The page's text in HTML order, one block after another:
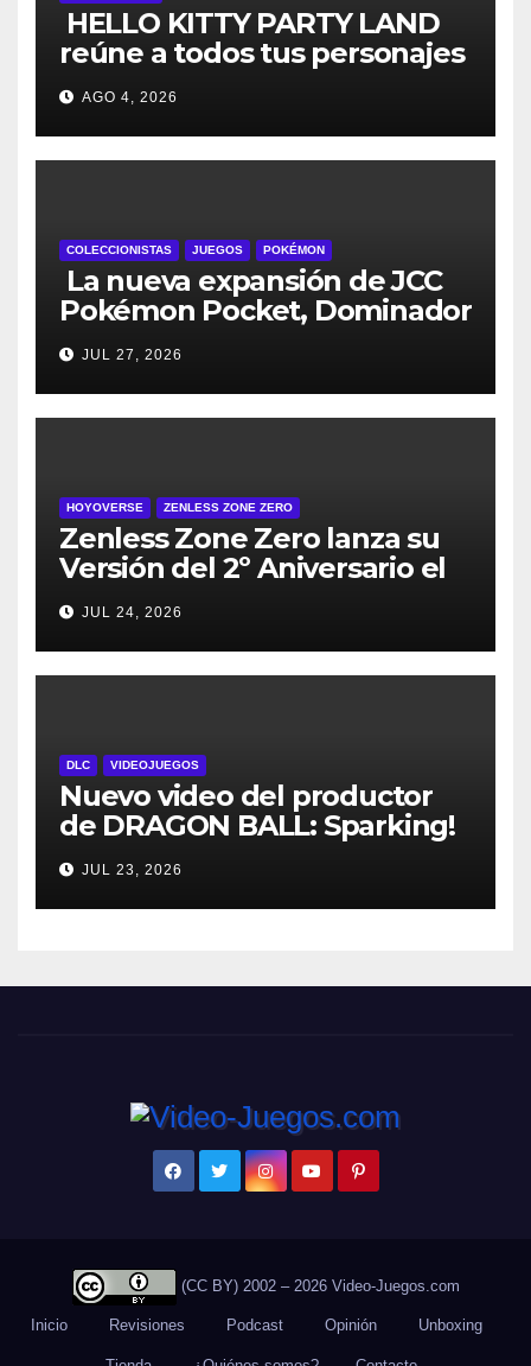
HELLO KITTY PARTY LAND
reúne a todos tus personajes
favoritos en un solo lugar; ya
están disponibles las
preventas digitales
AGO 4, 2026
COLECCIONISTAS JUEGOS POKÉMON
La nueva expansión de JCC
Pokémon Pocket, Dominador
de los Cielos, se lanza el 29
de julio
JUL 27, 2026
HOYOVERSE ZENLESS ZONE ZERO
Zenless Zone Zero lanza su
Versión del 2º Aniversario el
29 de julio – con regalos para
todos los jugadores y nuevos
personajes
JUL 24, 2026
DLC VIDEOJUEGOS
Nuevo video del productor
de DRAGON BALL: Sparking!
ZERO detalla el Super Limit-
Breaking NEO DLC
JUL 23, 2026
(CC BY) 2002 – 2026 Video-Juegos.com
Inicio Revisiones Podcast Opinión Unboxing